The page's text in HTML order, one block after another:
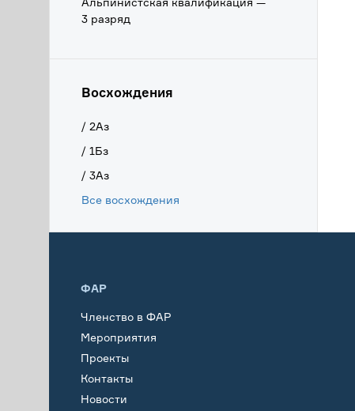
3 разряд
Восхождения
/ 2Аз
/ 1Бз
/ 3Аз
Все восхождения
ФАР
Членство в ФАР
Мероприятия
Проекты
Контакты
Новости